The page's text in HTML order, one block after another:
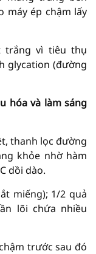
máy ép chậm lấy
trắng vì tiêu thụ
glycation (đường
hóa và làm sáng
thanh lọc đường
khỏe nhờ hàm
dồi dào.
miếng); 1/2 quả
lõi chứa nhiều
trước sau đó